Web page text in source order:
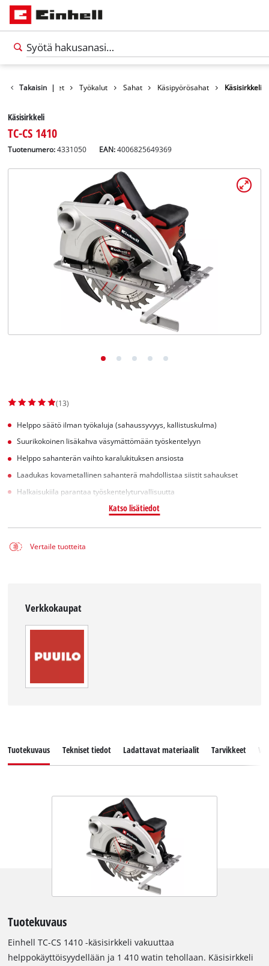
Takaisin |
Tuotteet Työkalut Sahat Käsipyörösahat Käsisirkkeli
Käsisirkkeli
TC-CS 1410
Tuotenumero: 4331050 EAN:4006825649369
(13)
Helppo säätö ilman työkaluja (sahaussyvyys, kallistuskulma)
Suurikokoinen lisäkahva väsymättömään työskentelyyn
Helppo sahanterän vaihto karalukituksen ansiosta
Laadukas kovametallinen sahanterä mahdollistaa siistit sahaukset
Halkaisukiila parantaa työskentelyturvallisuutta
Katso lisätiedot
Vertaile tuotteita
Verkkokaupat
Tuotekuvaus Tekniset tiedot Ladattavat materiaalit Tarvikkeet
Tuotekuvaus
Einhell TC-CS 1410 -käsisirkkeli vakuuttaa
helppokäyttöisyydellään ja 1 410 watin tehollaan. Käsisirkkeli